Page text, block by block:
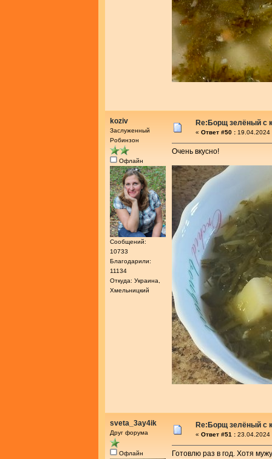
koziv
Заслуженный
Робинзон
Офлайн
Сообщений:
10733
Благодарили:
11134
Откуда: Украина,
Хмельницкий
Re:Борщ зелёный с
« Ответ #50 : 19.04.2024
Очень вкусно!
sveta_3ay4ik
Друг форума
Офлайн
Re:Борщ зелёный с
« Ответ #51 : 23.04.2024
Готовлю раз в год. Хотя